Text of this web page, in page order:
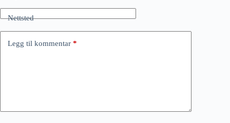
Nettsted
Legg til kommentar *